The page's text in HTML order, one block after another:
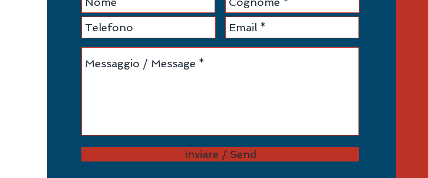
Inviare / Send